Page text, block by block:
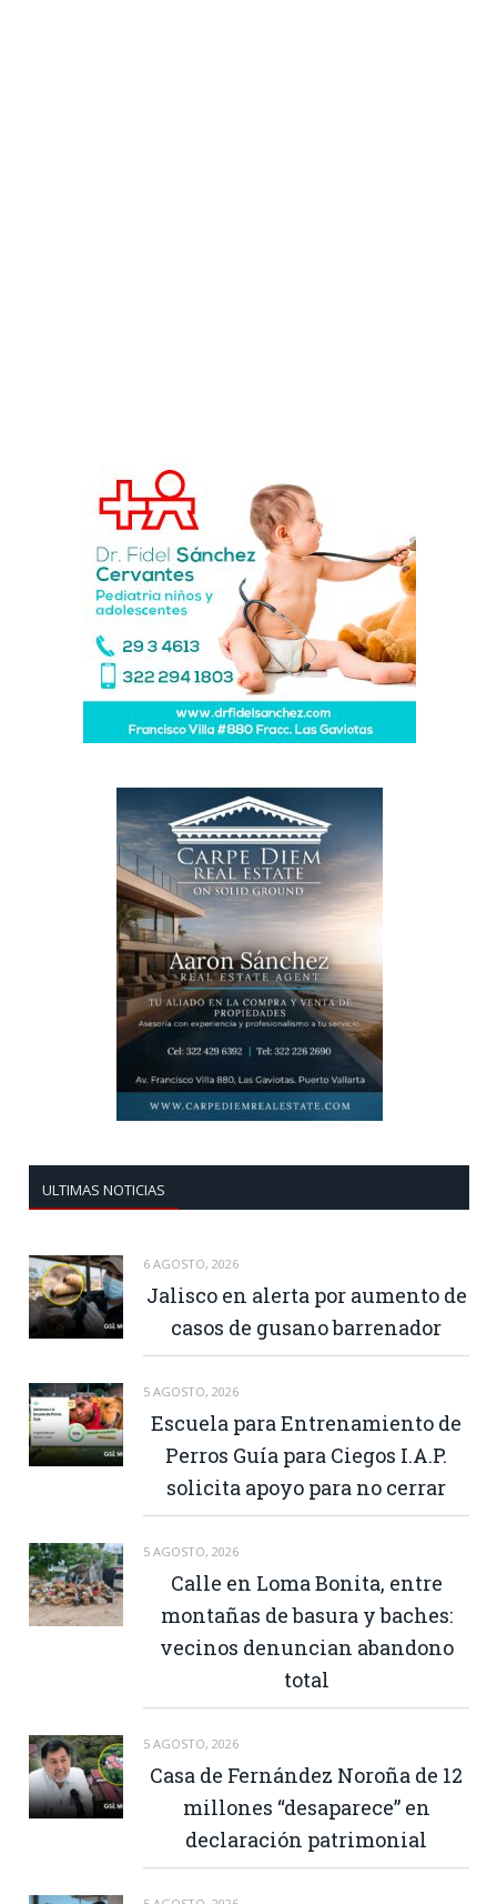
ULTIMAS NOTICIAS
6 AGOSTO, 2026
Jalisco en alerta por aumento de
casos de gusano barrenador
5 AGOSTO, 2026
Escuela para Entrenamiento de
Perros Guía para Ciegos I.A.P.
solicita apoyo para no cerrar
5 AGOSTO, 2026
Calle en Loma Bonita, entre
montañas de basura y baches:
vecinos denuncian abandono
total
5 AGOSTO, 2026
Casa de Fernández Noroña de 12
millones “desaparece” en
declaración patrimonial